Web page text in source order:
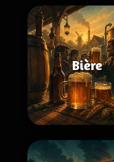
Bière